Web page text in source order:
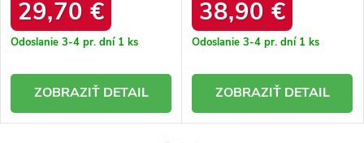
29,70 €
Odoslanie 3-4 pr. dní 1 ks
DETAIL
38,90 €
Odoslanie 3-4 pr. dní 1 ks
DETAIL